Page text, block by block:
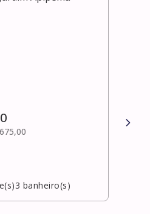
3 banheiro(s)
R$